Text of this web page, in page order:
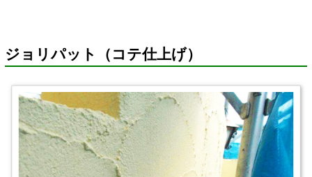
ジョリパット（コテ仕上げ）